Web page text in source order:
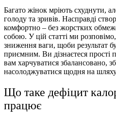
Багато жінок мріють схуднути,
голоду та зривів. Насправді
комфортно – без жорстких
собою. У цій статті ми
зниження ваги, щоби результат
приємним. Ви дізнаєтеся
вам харчуватися збалансовано,
насолоджуватися щодня на
Що таке дефіцит
працює